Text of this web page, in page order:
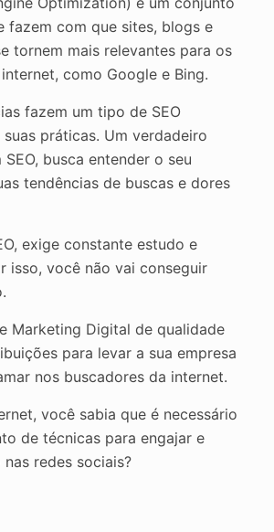
fazem com que sites, blogs e
tornem mais relevantes para os
como Google e Bing.
fazem um tipo de SEO
práticas. Um verdadeiro
busca entender o seu
tendências de buscas e dores
exige constante estudo e
isso, você não vai conseguir
Marketing Digital de qualidade
para levar a sua empresa
nos buscadores da internet.
você sabia que é necessário
de técnicas para engajar e
redes sociais?